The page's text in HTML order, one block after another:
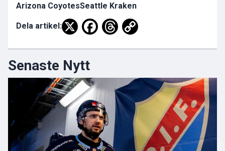
Arizona CoyotesSeattle Kraken
Dela artikel:
Senaste Nytt